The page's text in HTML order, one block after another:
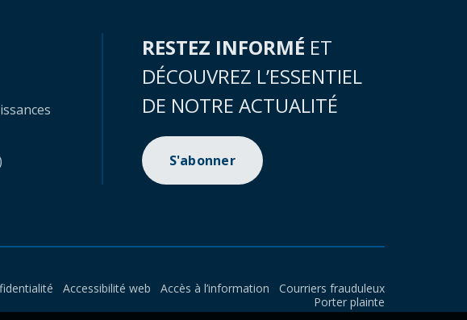
RESTEZ INFORMÉ ET
DÉCOUVREZ L’ESSENTIEL
DE NOTRE ACTUALITÉ
S'abonner
Accessibilité web Accès à l’information
Courriers frauduleux
Porter plainte